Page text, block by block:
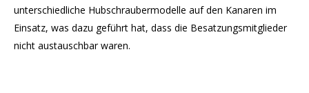
unterschiedliche Hubschraubermodelle auf den Kanaren im
Einsatz, was dazu geführt hat, dass die Besatzungsmitglieder
nicht austauschbar waren.